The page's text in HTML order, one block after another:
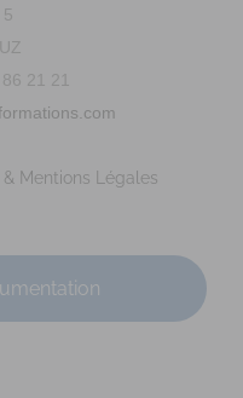
5
21 21
Mentions Légales